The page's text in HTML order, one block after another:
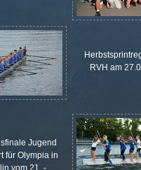
RVH am
Jugend
für Olympia in
vom 21. -